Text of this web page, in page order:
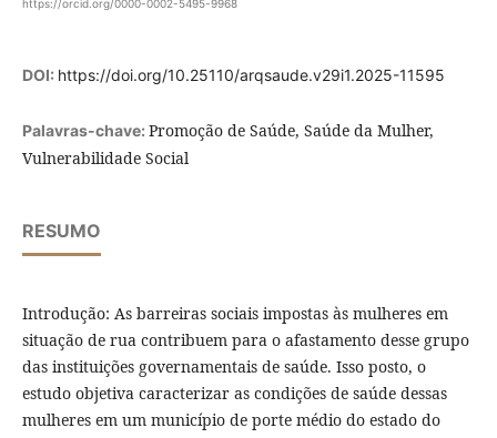
https://orcid.org/0000-0002-5495-9968
DOI: https://doi.org/10.25110/arqsaude.v29i1.2025-11595
Palavras-chave: Promoção de Saúde, Saúde da Mulher,
Vulnerabilidade Social
RESUMO
Introdução: As barreiras sociais impostas às mulheres em
situação de rua contribuem para o afastamento desse grupo
das instituições governamentais de saúde. Isso posto, o
estudo objetiva caracterizar as condições de saúde dessas
mulheres em um município de porte médio do estado do